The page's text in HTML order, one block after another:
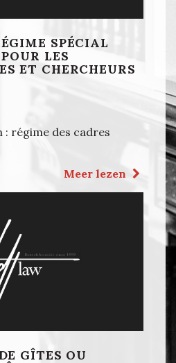
SPÉCIAL
LES
ET CHERCHEURS
régime des cadres
Meer lezen
GÎTES OU